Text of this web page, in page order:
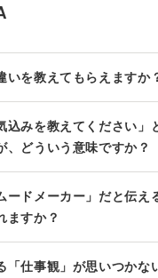
いを教えてもらえますか
込みを教えてください」
、どういう意味ですか？
ードメーカー」だと伝え
ますか？
「仕事観」が思いつかな